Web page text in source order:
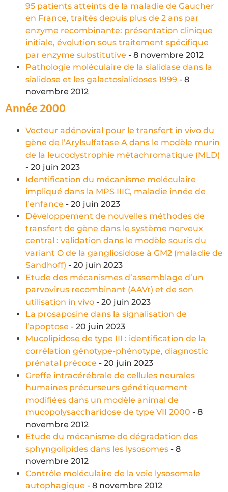
95 patients atteints de la maladie de Gaucher
en France, traités depuis plus de 2 ans par
enzyme recombinante: présentation clinique
initiale, évolution sous traitement spécifique
par enzyme substitutive - 8 novembre 2012
Pathologie moléculaire de la sialidase dans la
sialidose et les galactosialidoses 1999 - 8
novembre 2012
Année 2000
Vecteur adénoviral pour le transfert in vivo du
gène de l’Arylsulfatase A dans le modèle murin
de la leucodystrophie métachromatique (MLD)
- 20 juin 2023
Identification du mécanisme moléculaire
impliqué dans la MPS IIIC, maladie innée de
l’enfance - 20 juin 2023
Développement de nouvelles méthodes de
transfert de gène dans le système nerveux
central : validation dans le modèle souris du
variant O de la gangliosidose à GM2 (maladie de
Sandhoff) - 20 juin 2023
Etude des mécanismes d’assemblage d’un
parvovirus recombinant (AAVr) et de son
utilisation in vivo - 20 juin 2023
La prosaposine dans la signalisation de
l’apoptose - 20 juin 2023
Mucolipidose de type III : identification de la
corrélation génotype-phénotype, diagnostic
prénatal précoce - 20 juin 2023
Greffe intracérébrale de cellules neurales
humaines précurseurs génétiquement
modifiées dans un modèle animal de
mucopolysaccharidose de type VII 2000 - 8
novembre 2012
Etude du mécanisme de dégradation des
sphyngolipides dans les lysosomes - 8
novembre 2012
Contrôle moléculaire de la voie lysosomale
autophagique - 8 novembre 2012